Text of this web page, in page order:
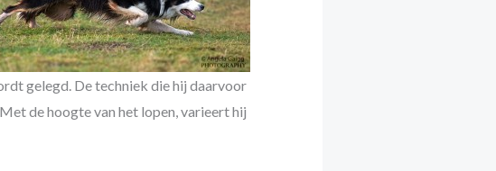
gelegd. De techniek die hij daarvoor
de hoogte van het lopen, varieert hij